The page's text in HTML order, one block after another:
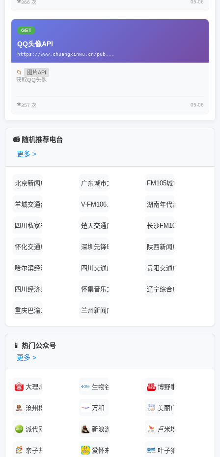
👁️366 次 05-06
GET
QQ头像API
https://www.chuangxinwu.cn/pub...
📁
图片API
获取QQ头像
👁️357 次 05-06
📻 随机推荐电台
更多 >
北京新闻广播在线收听 广东城市之声在线收听 FM105城市资讯在线收
羊城交通台在线收听 V-FM106.2贵州都 湖南年代音乐台在线收听
四川私家车925在线收听楚天交通广播在线收听 长沙FM101.7城市之
怀化交通广播在线收听 深圳先锋898在线收听 陕西新闻广播电台在线收
哈尔滨经济广播在线收听四川交通广播FM101. 贵阳交通广播在线收听
四川经济频率财富广播FM怀集音乐之声在线收听 辽宁综合广播辽宁之声在
重庆巴渝之声在线收听 兰州新闻广播在线收听
📱 热门公众号
更多 >
大理州大维肥业 生物谷 博野事事通
沧州楼市观察 万和 美丽广西网
派代网 新浪游戏频道 卢米埃绍兴影城
亲子共成长家庭教育 爱怀来 叶子猪游戏网